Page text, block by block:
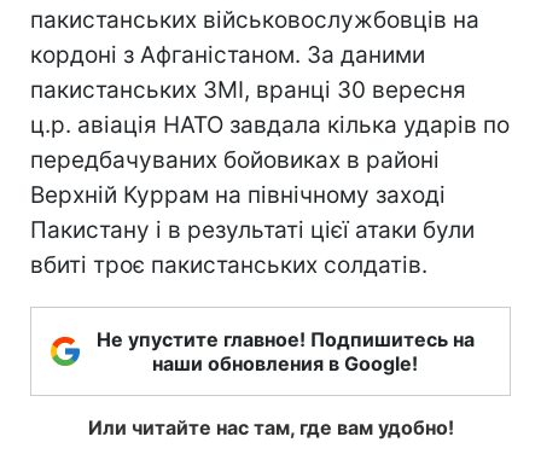
пакистанських військовослужбовців на
кордоні з Афганістаном. За даними
пакистанських ЗМІ, вранці 30 вересня
ц.р. авіація НАТО завдала кілька ударів по
передбачуваних бойовиках в районі
Верхній Куррам на північному заході
Пакистану і в результаті цієї атаки були
вбиті троє пакистанських солдатів.
Не упустите главное! Подпишитесь на
наши обновления в Google!
Или читайте нас там, где вам удобно!